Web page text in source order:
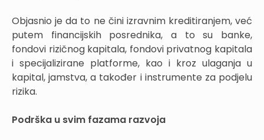
Objasnio je da to ne čini izravnim kreditiranjem, već
putem financijskih posrednika, a to su banke,
fondovi rizičnog kapitala, fondovi privatnog kapitala
i specijalizirane platforme, kao i kroz ulaganja u
kapital, jamstva, a također i instrumente za podjelu
rizika.
Podrška u svim fazama razvoja